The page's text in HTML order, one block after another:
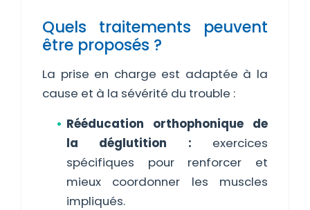
Quels traitements peuvent
être proposés ?
La prise en charge est adaptée à la
cause et à la sévérité du trouble :
Rééducation orthophonique de
la déglutition : exercices
spécifiques pour renforcer et
mieux coordonner les muscles
impliqués.